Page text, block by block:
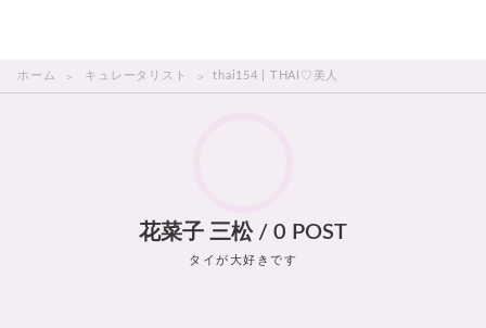
ホーム キュレータリスト thai154 | THAI♡美人
花菜子 三松 / 0 POST
タイが大好きです